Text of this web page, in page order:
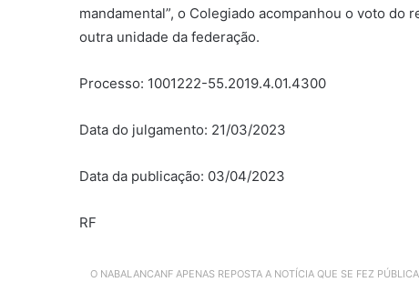
mandamental”, o Colegiado acompanhou o voto
outra unidade da federação.
Processo: 1001222-55.2019.4.01.4300
Data do julgamento: 21/03/2023
Data da publicação: 03/04/2023
RF
O NABALANCANF APENAS REPOSTA A NOTÍCIA QUE SE FEZ